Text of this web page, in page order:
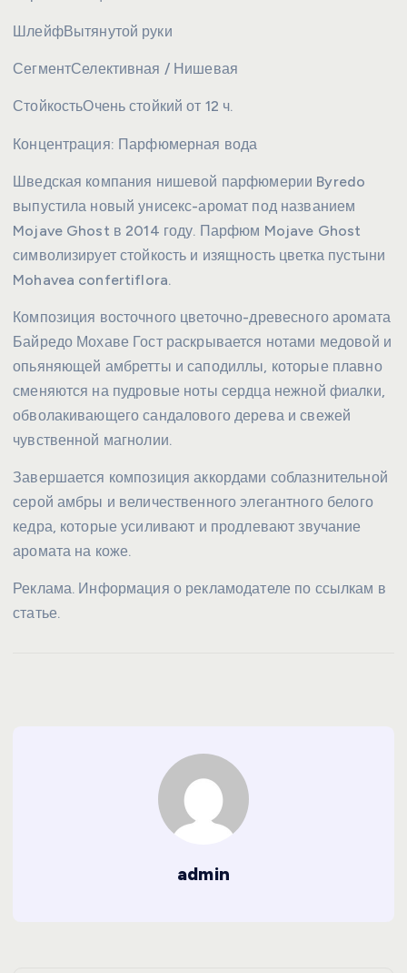
ШлейфВытянутой руки
СегментСелективная / Нишевая
СтойкостьОчень стойкий от 12 ч.
Концентрация: Парфюмерная вода
Шведская компания нишевой парфюмерии Byredo
выпустила новый унисекс-аромат под названием
Mojave Ghost в 2014 году. Парфюм Mojave Ghost
символизирует стойкость и изящность цветка пустыни
Mohavea confertiflora.
Композиция восточного цветочно-древесного аромата
Байредо Мохаве Гост раскрывается нотами медовой и
опьяняющей амбретты и саподиллы, которые плавно
сменяются на пудровые ноты сердца нежной фиалки,
обволакивающего сандалового дерева и свежей
чувственной магнолии.
Завершается композиция аккордами соблазнительной
серой амбры и величественного элегантного белого
кедра, которые усиливают и продлевают звучание
аромата на коже.
Реклама. Информация о рекламодателе по ссылкам в
статье.
admin